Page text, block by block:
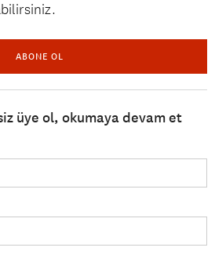
ABONE OL
üye ol, okumaya devam et